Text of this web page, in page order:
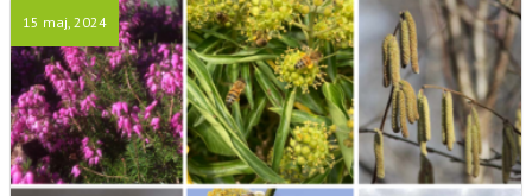
15 maj, 2024